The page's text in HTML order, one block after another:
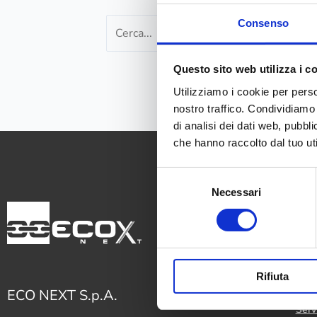
Consenso
Questo sito web utilizza i
Utilizziamo i cookie per
nostro traffico.
di analisi dei dati web,
che hanno raccolto dal tuo
Necessari
Rifiuta
ECO NEXT S.p.A.